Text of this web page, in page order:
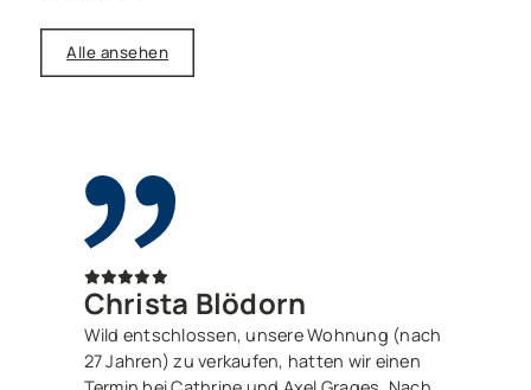
Alle ansehen
Christa Blödorn
Wild entschlossen, unsere Wohnung (nach
27 Jahren) zu verkaufen, hatten wir einen